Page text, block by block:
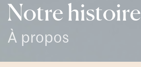
Notre histoire
À propos